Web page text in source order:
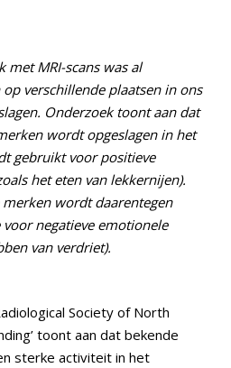
met MRI-scans was al
verschillende plaatsen in ons
Onderzoek toont aan dat
wordt opgeslagen in het
gebruikt voor positieve
het eten van lekkernijen).
wordt daarentegen
negatieve emotionele
van verdriet).
Society of North
toont aan dat bekende
sterke activiteit in het